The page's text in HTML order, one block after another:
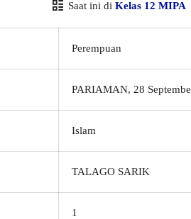
Saat ini di Kelas 12 MIPA
Perempuan
PARIAMAN, 28
Islam
TALAGO SARIK
1